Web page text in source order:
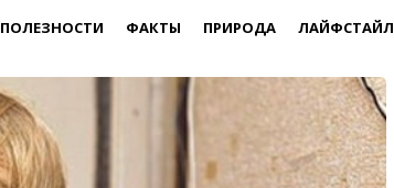
ПОЛЕЗНОСТИ ФАКТЫ ПРИРОДА ЛАЙФСТАЙЛ